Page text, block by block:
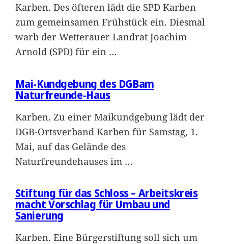
Karben. Des öfteren lädt die SPD Karben
zum gemeinsamen Frühstück ein. Diesmal
warb der Wetterauer Landrat Joachim
Arnold (SPD) für ein …
Mai-Kundgebung des DGBam
Naturfreunde-Haus
Karben. Zu einer Maikundgebung lädt der
DGB-Ortsverband Karben für Samstag, 1.
Mai, auf das Gelände des
Naturfreundehauses im …
Stiftung für das Schloss – Arbeitskreis
macht Vorschlag für Umbau und
Sanierung
Karben. Eine Bürgerstiftung soll sich um